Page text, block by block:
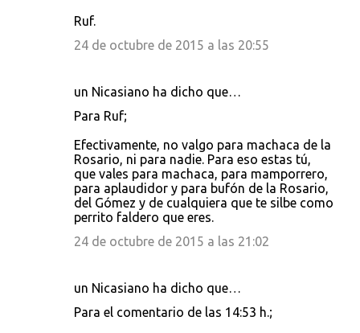
Ruf.
24 de octubre de 2015 a las 20:55
un Nicasiano ha dicho que…
Para Ruf;
Efectivamente, no valgo para machaca de la
Rosario, ni para nadie. Para eso estas tú,
que vales para machaca, para mamporrero,
para aplaudidor y para bufón de la Rosario,
del Gómez y de cualquiera que te silbe como
perrito faldero que eres.
24 de octubre de 2015 a las 21:02
un Nicasiano ha dicho que…
Para el comentario de las 14:53 h.;